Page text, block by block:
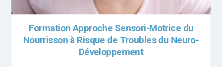
Formation Approche Sensori-Motrice du
Nourrisson à Risque de Troubles du Neuro-
Développement